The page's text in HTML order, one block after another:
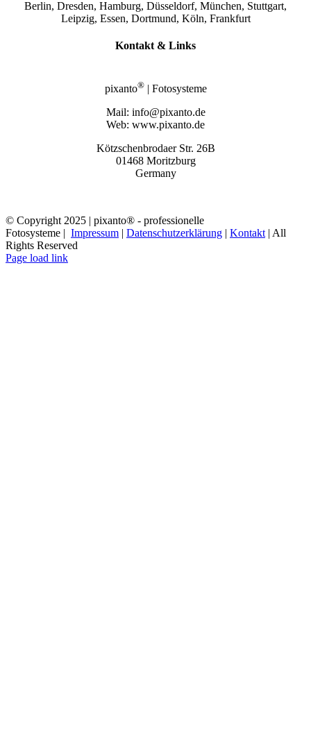
Berlin, Dresden, Hamburg, Düsseldorf, München, Stuttgart,
Leipzig, Essen, Dortmund, Köln, Frankfurt
Kontakt & Links
pixanto®| Fotosysteme
Mail: info@pixanto.de
Web: www.pixanto.de
Kötzschenbrodaer Str. 26B
01468 Moritzburg
Germany
© Copyright 2025 | pixanto® - professionelle
Fotosysteme | Impressum | Datenschutzerklärung | Kontakt | All
Rights Reserved
Page load link